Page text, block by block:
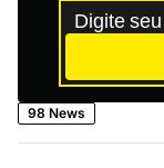
98 News